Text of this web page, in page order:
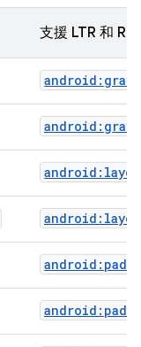
支援 LTR 和